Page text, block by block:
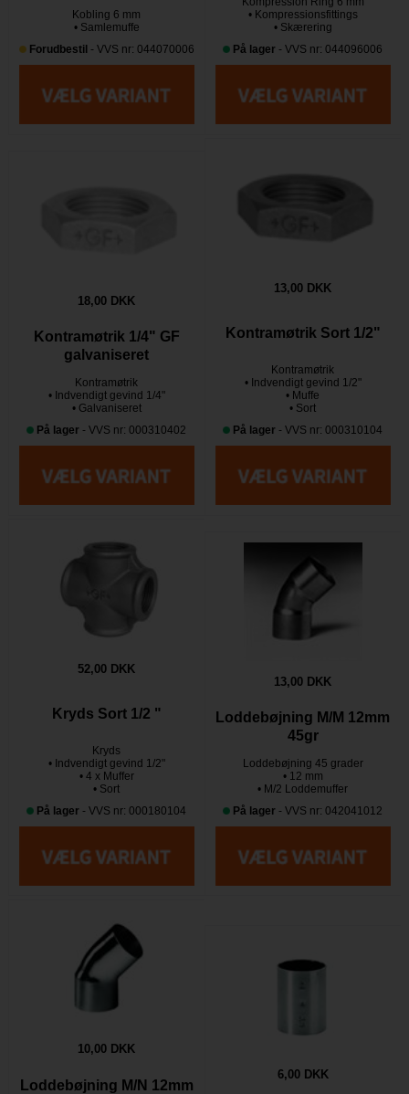
Kobling 6 mm
• Samlemuffe
Forudbestil - VVS nr: 044070006
• Kompressionsfittings
• Skærering
På lager - VVS nr: 044096006
18,00 DKK
Kontramøtrik 1/4" GF
galvaniseret
Kontramøtrik
• Indvendigt gevind 1/4"
• Galvaniseret
På lager - VVS nr: 000310402
13,00 DKK
Kontramøtrik Sort 1/2"
Kontramøtrik
• Indvendigt gevind 1/2"
• Muffe
• Sort
På lager - VVS nr: 000310104
52,00 DKK
Kryds Sort 1/2 "
Kryds
• Indvendigt gevind 1/2"
• 4 x Muffer
• Sort
På lager - VVS nr: 000180104
13,00 DKK
Loddebøjning M/M 12mm
45gr
Loddebøjning 45 grader
• 12 mm
• M/2 Loddemuffer
På lager - VVS nr: 042041012
10,00 DKK
Loddebøjning M/N 12mm
6,00 DKK